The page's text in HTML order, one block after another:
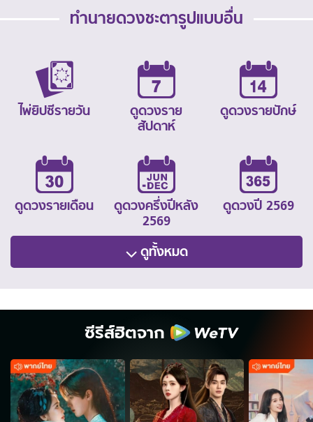
ทำนายดวงชะตารูปแบบอื่น
ไพ่ยิปซีรายวัน
ดูดวงราย
สัปดาห์
ดูดวงรายปักษ์
ดูดวงรายเดือน
ดูดวงครึ่งปีหลัง
2569
ดูดวงปี 2569
ดูทั้งหมด
ซีรีส์ฮิตจาก